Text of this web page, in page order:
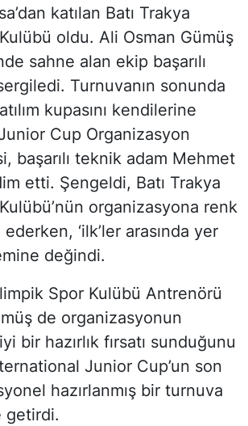
katılan Batı Trakya
oldu. Ali Osman Gümüş
sahne alan ekip başarılı
Turnuvanın sonunda
kupasını kendilerine
Cup Organizasyon
başarılı teknik adam Mehmet
etti. Şengeldi, Batı Trakya
organizasyona renk
ederken, ‘ilk’ler arasında yer
değindi.
Spor Kulübü Antrenörü
de organizasyonun
bir hazırlık fırsatı sunduğunu
Junior Cup’un son
hazırlanmış bir turnuva
getirdi.